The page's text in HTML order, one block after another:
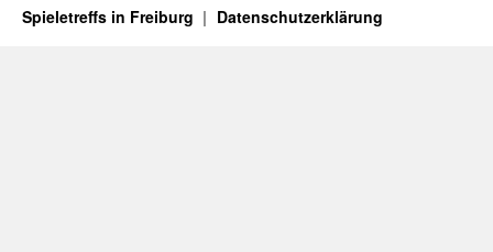
Spieletreffs in Freiburg Datenschutzerklärung